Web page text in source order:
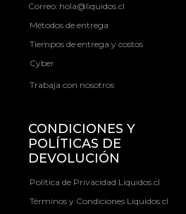
Correo: hola@liquidos.cl
Métodos de entrega
Tiempos de entrega y costos
Cyber
Trabaja con nosotros
CONDICIONES Y
POLÍTICAS DE
DEVOLUCIÓN
Política de Privacidad Liquidos.cl
Términos y Condiciones Liquidos.cl